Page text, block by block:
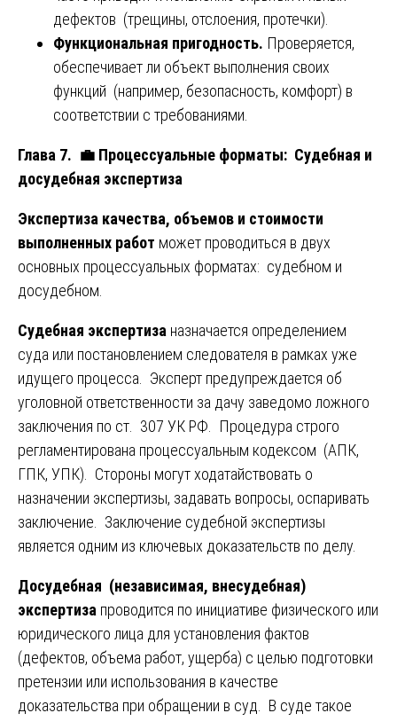
дефектов (трещины, отслоения, протечки).
Функциональная пригодность. Проверяется,
обеспечивает ли объект выполнения своих
функций (например, безопасность, комфорт) в
соответствии с требованиями.
Глава 7. 💼 Процессуальные форматы: Судебная и
досудебная экспертиза
Экспертиза качества, объемов и стоимости
выполненных работ может проводиться в двух
основных процессуальных форматах: судебном и
досудебном.
Судебная экспертиза назначается определением
суда или постановлением следователя в рамках уже
идущего процесса. Эксперт предупреждается об
уголовной ответственности за дачу заведомо ложного
заключения по ст. 307 УК РФ. Процедура строго
регламентирована процессуальным кодексом (АПК,
ГПК, УПК). Стороны могут ходатайствовать о
назначении экспертизы, задавать вопросы, оспаривать
заключение. Заключение судебной экспертизы
является одним из ключевых доказательств по делу.
Досудебная (независимая, внесудебная)
экспертиза проводится по инициативе физического или
юридического лица для установления фактов
(дефектов, объема работ, ущерба) с целью подготовки
претензии или использования в качестве
доказательства при обращении в суд. В суде такое